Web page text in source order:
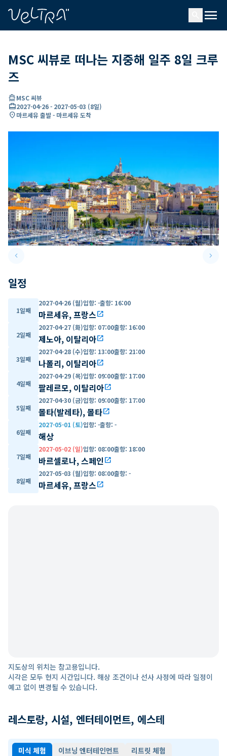
menu
MSC 씨뷰로 떠나는 지중해 일주 8일 크루
즈
directions_boatMSC 씨뷰
card_travel2027-04-26- 2027-05-03 (8일)
location_on마르세유 출발 - 마르세유 도착
keyboard_arrow_leftPrevious slide keyboard_arrow_right
일정
1일째
2027-04-26 (월)입항: -출항: 16:00
마르세유, 프랑스open_in_new
2일째
2027-04-27 (화)입항: 07:00출항: 16:00
제노아, 이탈리아open_in_new
3일째
2027-04-28 (수)입항: 13:00출항: 21:00
나폴리, 이탈리아open_in_new
4일째
2027-04-29 (목)입항: 09:00출항: 17:00
팔레르모, 이탈리아open_in_new
5일째
2027-04-30 (금)입항: 09:00출항: 17:00
몰타(발레타), 몰타open_in_new
6일째
2027-05-01 (토)입항: -출항: -
해상
7일째
2027-05-02 (일)입항: 08:00출항: 18:00
바르셀로나, 스페인open_in_new
8일째
2027-05-03 (월)입항: 08:00출항: -
마르세유, 프랑스open_in_new
지도상의 위치는 참고용입니다.
시각은 모두 현지 시간입니다. 해상 조건이나 선사 사정에 따라 일정이
예고 없이 변경될 수 있습니다.
레스토랑, 시설, 엔터테이먼트, 에스테
미식 체험 이브닝 엔터테인먼트
리트릿 체험